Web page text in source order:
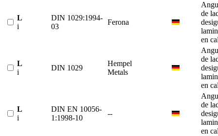
L
i
DIN 1029:1994-
03
Ferona
de
en
L
i
DIN 1029
Hempel
Metals
de
en
L
i
DIN EN 10056-
1:1998-10
--
de
en